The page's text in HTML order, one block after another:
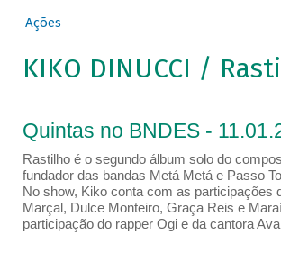
Ações
KIKO DINUCCI /
Quintas no BNDES -
Rastilho é o segundo álbum solo do
fundador das bandas Metá Metá e Passo
No show, Kiko conta com as participações
Marçal, Dulce Monteiro, Graça Reis e
participação do rapper Ogi e da cantora